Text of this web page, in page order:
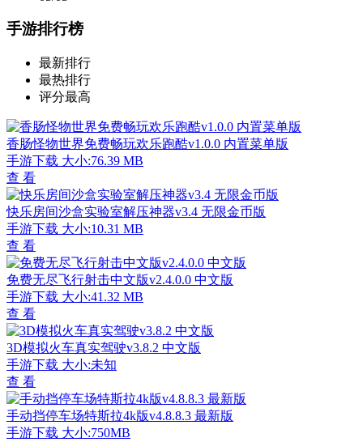
手游排行榜
最新排行
最热排行
评分最高
香肠怪物世界免费畅玩欢乐跑酷v1.0.0 内置菜单版
手游下载 大小:76.39 MB
查 看
快乐房间沙盒实验室解压神器v3.4 无限金币版
手游下载 大小:10.31 MB
查 看
免费无尽飞行射击中文版v2.4.0.0 中文版
手游下载 大小:41.32 MB
查 看
3D模拟火车真实驾驶v3.8.2 中文版
手游下载 大小:未知
查 看
手动挡停车场特斯拉4k版v4.8.8.3 最新版
手游下载 大小:750MB